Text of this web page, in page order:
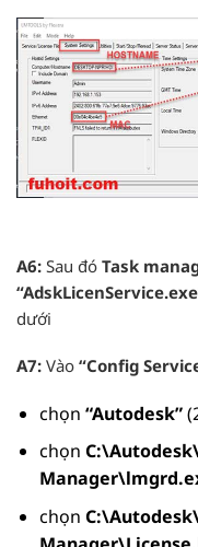
A6: Sau đó Task
dưới
A7: Vào “Config
chọn “Autodesk”
chọn
chọn